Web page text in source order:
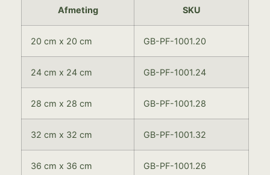
Afmeting SKU
20 cm x 20 cm GB-PF-1001.20
24 cm x 24 cm GB-PF-1001.24
28 cm x 28 cm GB-PF-1001.28
32 cm x 32 cm GB-PF-1001.32
36 cm x 36 cm GB-PF-1001.26